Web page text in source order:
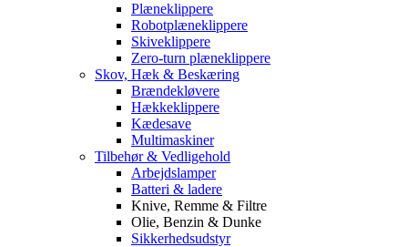
Plæneklippere
Robotplæneklippere
Skiveklippere
Zero-turn plæneklippere
Skov, Hæk & Beskæring
Brændekløvere
Hækkeklippere
Kædesave
Multimaskiner
Tilbehør & Vedligehold
Arbejdslamper
Batteri & ladere
Knive, Remme & Filtre
Olie, Benzin & Dunke
Sikkerhedsudstyr